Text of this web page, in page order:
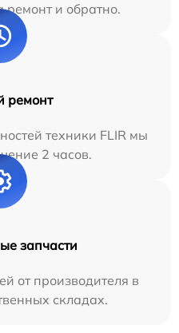
ремонт и обратно.
ремонт
техники FLIR мы
2 часов.
запчасти
от производителя в
складах.